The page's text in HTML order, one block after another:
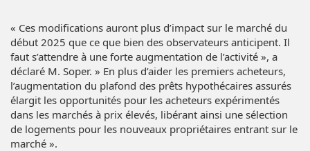
« Ces modifications auront plus d’impact sur le marché du
début 2025 que ce que bien des observateurs anticipent. Il
faut s’attendre à une forte augmentation de l’activité », a
déclaré M. Soper. » En plus d’aider les premiers acheteurs,
l’augmentation du plafond des prêts hypothécaires assurés
élargit les opportunités pour les acheteurs expérimentés
dans les marchés à prix élevés, libérant ainsi une sélection
de logements pour les nouveaux propriétaires entrant sur le
marché ».